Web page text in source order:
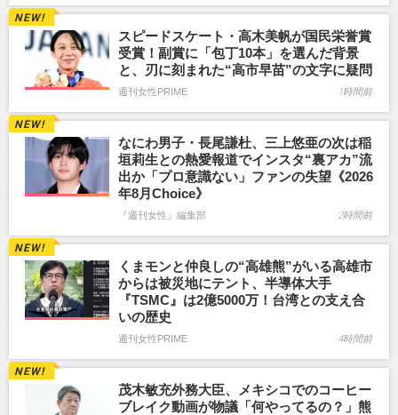
スピードスケート・高木美帆が国民栄誉賞
受賞！副賞に「包丁10本」を選んだ背景
と、刃に刻まれた“高市早苗”の文字に疑問
週刊女性PRIME 1時間前
なにわ男子・長尾謙杜、三上悠亜の次は稲
垣莉生との熱愛報道でインスタ“裏アカ”流
出か「プロ意識ない」ファンの失望《2026
年8月Choice》
『週刊女性』編集部 2時間前
くまモンと仲良しの“高雄熊”がいる高雄市
からは被災地にテント、半導体大手
『TSMC』は2億5000万！台湾との支え合
いの歴史
週刊女性PRIME 4時間前
茂木敏充外務大臣、メキシコでのコーヒー
ブレイク動画が物議「何やってるの？」熊